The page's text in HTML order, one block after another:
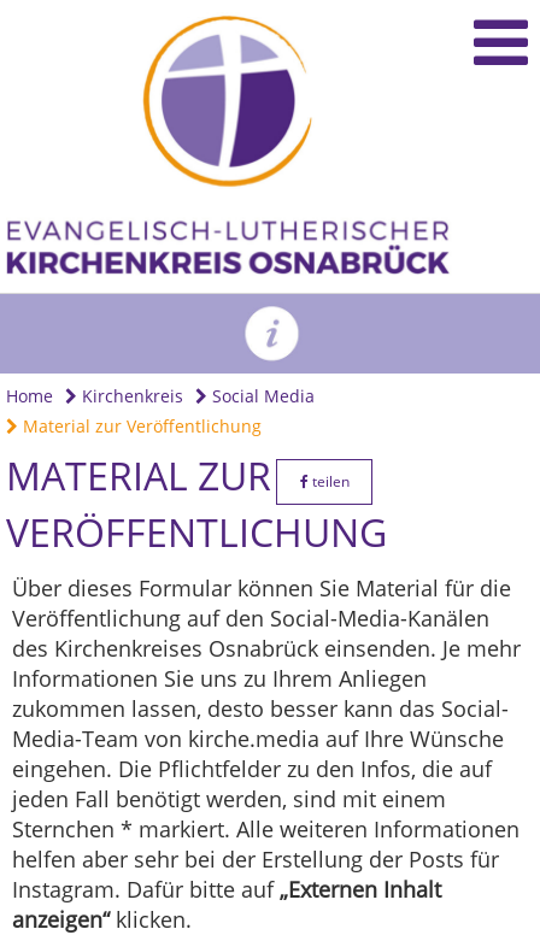
Home Kirchenkreis
Social Media
Material zur Veröffentlichung
MATERIAL ZUR
VERÖFFENTLICHUNG
teilen
Über dieses Formular können Sie Material für die
Veröffentlichung auf den Social-Media-Kanälen
des Kirchenkreises Osnabrück einsenden. Je mehr
Informationen Sie uns zu Ihrem Anliegen
zukommen lassen, desto besser kann das Social-
Media-Team von kirche.media auf Ihre Wünsche
eingehen. Die Pflichtfelder zu den Infos, die auf
jeden Fall benötigt werden, sind mit einem
Sternchen * markiert. Alle weiteren Informationen
helfen aber sehr bei der Erstellung der Posts für
Instagram. Dafür bitte auf „Externen Inhalt
anzeigen“klicken.